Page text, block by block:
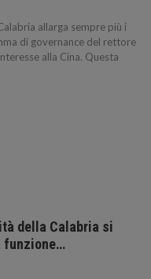
allarga sempre più i
di governance del rettore
alla Cina. Questa
della Calabria si
funzione…